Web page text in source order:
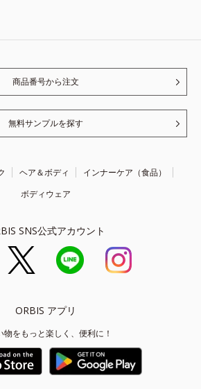
商品番号から注文
無料サンプルを探す
ヘア＆ボディ
インナーケア（食品）
ボディウェア
SNS公式アカウント
ORBIS アプリ
物をもっと楽しく、便利に！